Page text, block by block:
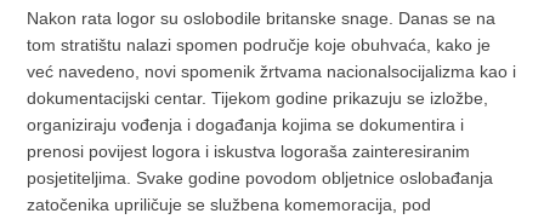
Nakon rata logor su oslobodile britanske snage. Danas se na
tom stratištu nalazi spomen područje koje obuhvaća, kako je
već navedeno, novi spomenik žrtvama nacionalsocijalizma kao i
dokumentacijski centar. Tijekom godine prikazuju se izložbe,
organiziraju vođenja i događanja kojima se dokumentira i
prenosi povijest logora i iskustva logoraša zainteresiranim
posjetiteljima. Svake godine povodom obljetnice oslobađanja
zatočenika upriličuje se službena komemoracija, pod